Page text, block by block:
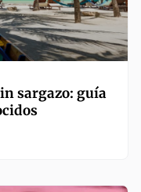
sargazo: guía